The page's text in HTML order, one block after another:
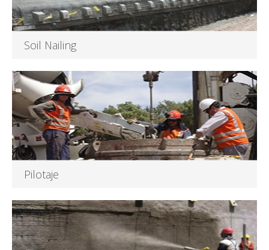
Soil Nailing
Leer más
Pilotaje
desarrollo urbano, marítimo...
Leer más